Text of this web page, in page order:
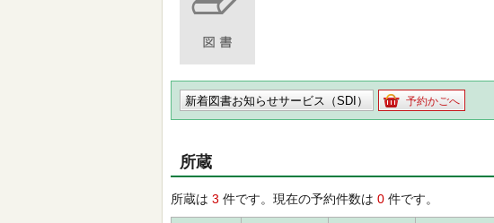
新着図書お知らせサービス（SDI） 予約かごへ
所蔵
所蔵は 3 件です。現在の予約件数は 0 件です。